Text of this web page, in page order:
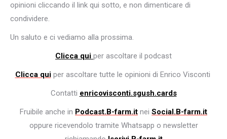
opinioni cliccando il link qui sotto, e non dimenticare di
condividere.
Un saluto e ci vediamo alla prossima.
Clicca qui per ascoltare il podcast
Clicca quiper ascoltare tutte le opinioni di Enrico Visconti
Contatti enricovisconti.sgush.cards
Fruibile anche in Podcast.B-farm.it nei Social.B-farm.it
oppure ricevendolo tramite Whatsapp o newsletter